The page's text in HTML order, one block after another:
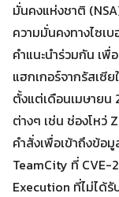
Search
for:
มั่นคงแห่งชาติ
ความมั่นคงทางไซเ
คำแนะนำร่วมกัน เพื่
แฮกเกอร์จากรัสเซีย
ตั้งแต่เดือนเมษายน
ต่างๆ เช่น ช่องโหว่
คำสั่งเพื่อเข้าถึงข้อ
TeamCity ที่
Execution ที่ไม่ได้